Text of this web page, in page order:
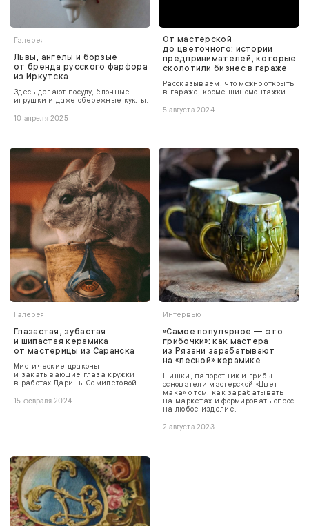
Галерея
Львы, ангелы и борзые
от бренда русского фарфора
из Иркутска
Здесь делают посуду, ёлочные
игрушки и даже обережные куклы.
10 апреля 2025
От мастерской
до цветочного: истории
предпринимателей, которые
сколотили бизнес в гараже
Рассказываем, что можно открыть
в гараже, кроме шиномонтажки.
5 августа 2024
Галерея
Глазастая, зубастая
и шипастая керамика
от мастерицы из Саранска
Мистические драконы
и закатывающие глаза кружки
в работах Дарины Семилетовой.
15 февраля 2024
Интервью
«Самое популярное — это
грибочки»: как мастера
из Рязани зарабатывают
на «лесной» керамике
Шишки, папоротник и грибы —
основатели мастерской «Цвет
мака» о том, как зарабатывать
на маркетах и формировать спрос
на любое изделие.
2 августа 2023